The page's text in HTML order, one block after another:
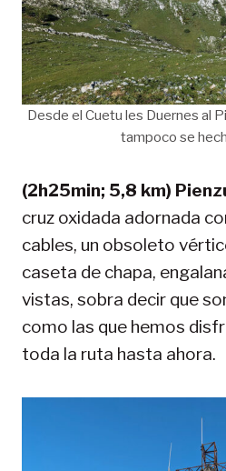
Desde el Cuetu les Duernes al
tampoco se
(2h25min; 5,8 km)
cruz oxidada adornada
cables, un obsoleto
caseta de chapa,
vistas, sobra decir que
como las que hemos
toda la ruta hasta ahora.